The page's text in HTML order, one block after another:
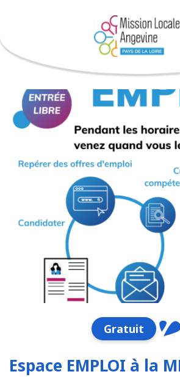
Accueil Agenda Espace EMPLOI à la
Gratuit
Espace EMPLOI à la